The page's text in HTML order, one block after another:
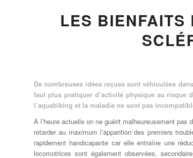
LES BIENFAITS
De nombreuses idées reçues sont véhiculées
faut plus pratiquer d’activité physique au risque
l’aquabiking et la maladie ne sont pas
À l’heure actuelle on ne guérit malheureusement
retarder au maximum l’apparition des premiers
rapidement handicapante car elle entraîne une
locomotrices sont également observées,